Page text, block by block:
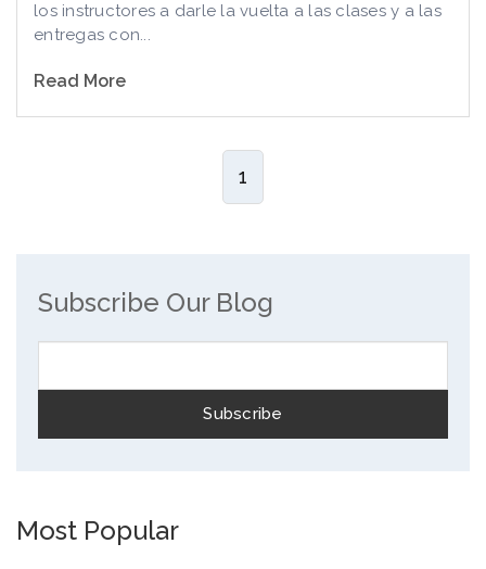
los instructores a darle la vuelta a las clases y a las
entregas con...
Read More
1
Subscribe Our Blog
Most Popular